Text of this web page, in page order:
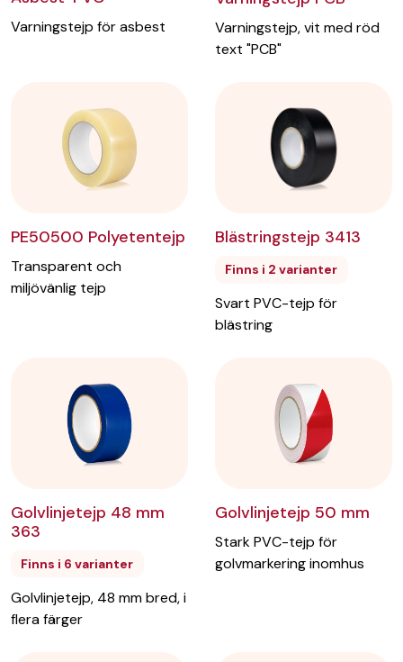
Varningstejp för asbest
Varningstejp, vit med röd
text "PCB"
PE50500 Polyetentejp
Transparent och
miljövänlig tejp
Blästringstejp 3413
Finns i 2 varianter
Svart PVC-tejp för
blästring
Golvlinjetejp 48 mm
363
Finns i 6 varianter
Golvlinjetejp, 48 mm bred, i
flera färger
Golvlinjetejp 50 mm
Stark PVC-tejp för
golvmarkering inomhus